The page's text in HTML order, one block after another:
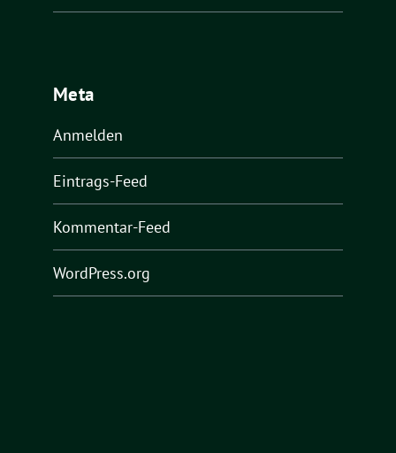
Meta
Anmelden
Eintrags-Feed
Kommentar-Feed
WordPress.org